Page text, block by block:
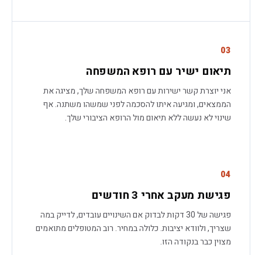
03
תיאום ישיר עם רופא המשפחה
אני יוצרת קשר ישירות עם רופא המשפחה שלך, מציגה את
הממצאים, ומגיעה איתו להסכמה לפני שמשהו משתנה. אף
שינוי לא נעשה ללא תיאום מול הרופא הציבורי שלך.
04
פגישת מעקב אחרי 3 חודשים
פגישה של 30 דקות לבדוק אם השינויים עובדים, לדייק במה
שצריך, ולוודא יציבות. כלולה במחיר. רוב המטופלים מתואמים
מצוין כבר בנקודה הזו.